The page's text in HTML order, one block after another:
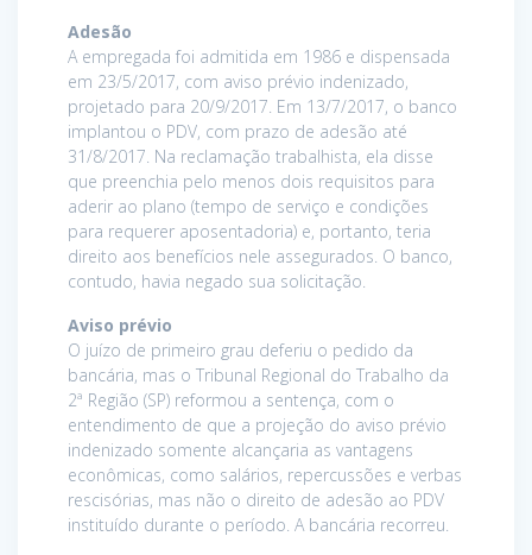
Adesão
A empregada foi admitida em 1986 e dispensada
em 23/5/2017, com aviso prévio indenizado,
projetado para 20/9/2017. Em 13/7/2017, o banco
implantou o PDV, com prazo de adesão até
31/8/2017. Na reclamação trabalhista, ela disse
que preenchia pelo menos dois requisitos para
aderir ao plano (tempo de serviço e condições
para requerer aposentadoria) e, portanto, teria
direito aos benefícios nele assegurados. O banco,
contudo, havia negado sua solicitação.
Aviso prévio
O juízo de primeiro grau deferiu o pedido da
bancária, mas o Tribunal Regional do Trabalho da
2ª Região (SP) reformou a sentença, com o
entendimento de que a projeção do aviso prévio
indenizado somente alcançaria as vantagens
econômicas, como salários, repercussões e verbas
rescisórias, mas não o direito de adesão ao PDV
instituído durante o período. A bancária recorreu.